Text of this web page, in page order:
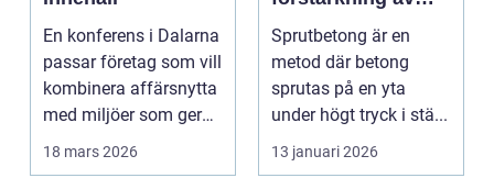
En konferens i Dalarna
passar företag som vill
kombinera affärsnytta
med miljöer som ger
lugn, fokus...
18 mars 2026
berg och betong
Sprutbetong är en
metod där betong
sprutas på en yta
under högt tryck i stä...
13 januari 2026